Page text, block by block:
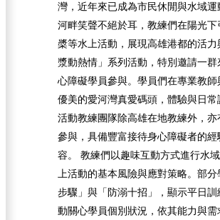
灣，近年來已成為市民休閒與水域
河畔笑聲不絕於耳，教練們在陽光
槳等水上活動，展現高雄港都的活
漿動熱情」系列活動，特別邀請一
心障礙學員參與。學員們在專業教
優美的愛河灣真愛碼頭，體驗與日
活動教練團隊除高雄在地教練外，
參與，具備豐富接待身心障礙者的
容。 教練們以趣味互動方式進行水
上活動的基本風險與應對策略。部
步驟」與「防溺十招」，顯示平日
動關心學員個別狀況，依其能力與